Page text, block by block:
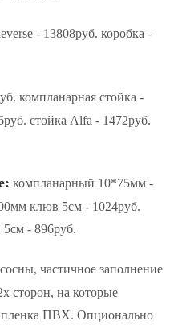
- 13808руб. коробка -
компланарная стойка -
стойка Alfa - 1472руб.
компланарный 10*75мм -
клюв 5см - 1024руб.
- 896руб.
частичное заполнение
сторон, на которые
пленка ПВХ. Опционально